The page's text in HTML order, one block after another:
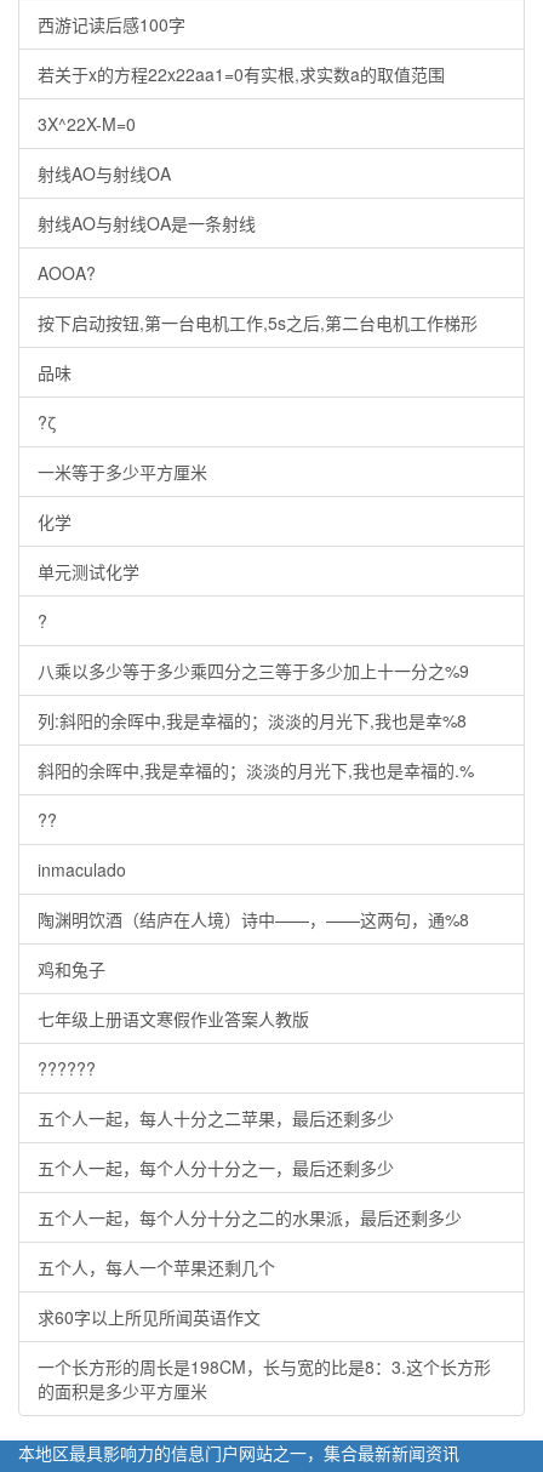
西游记读后感100字
若关于x的方程22x22aa1=0有实根,求实数a的取值范围
3X^22X-M=0
射线AO与射线OA
射线AO与射线OA是一条射线
AOOA?
按下启动按钮,第一台电机工作,5s之后,第二台电机工作梯形
品味
?ζ
一米等于多少平方厘米
化学
单元测试化学
?
八乘以多少等于多少乘四分之三等于多少加上十一分之%9
列:斜阳的余晖中,我是幸福的；淡淡的月光下,我也是幸%8
斜阳的余晖中,我是幸福的；淡淡的月光下,我也是幸福的.%
??
inmaculado
陶渊明饮酒（结庐在人境）诗中——，——这两句，通%8
鸡和兔子
七年级上册语文寒假作业答案人教版
??????
五个人一起，每人十分之二苹果，最后还剩多少
五个人一起，每个人分十分之一，最后还剩多少
五个人一起，每个人分十分之二的水果派，最后还剩多少
五个人，每人一个苹果还剩几个
求60字以上所见所闻英语作文
一个长方形的周长是198CM，长与宽的比是8：3.这个长方形
的面积是多少平方厘米
本地区最具影响力的信息门户网站之一，集合最新新闻资讯